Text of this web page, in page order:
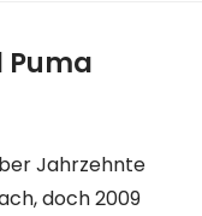
Puma
Jahrzehnte
doch 2009